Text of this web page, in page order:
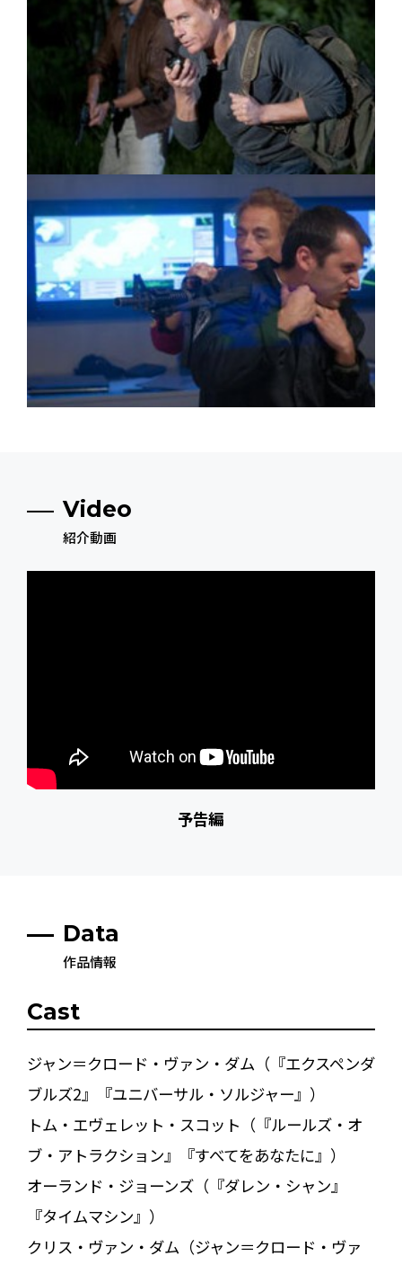
Video
紹介動画
予告編
Data
作品情報
Cast
ジャン＝クロード・ヴァン・ダム（『エクスペンダ
ブルズ2』『ユニバーサル・ソルジャー』）
トム・エヴェレット・スコット（『ルールズ・オ
ブ・アトラクション』『すべてをあなたに』）
オーランド・ジョーンズ（『ダレン・シャン』
『タイムマシン』）
クリス・ヴァン・ダム（ジャン＝クロード・ヴァ